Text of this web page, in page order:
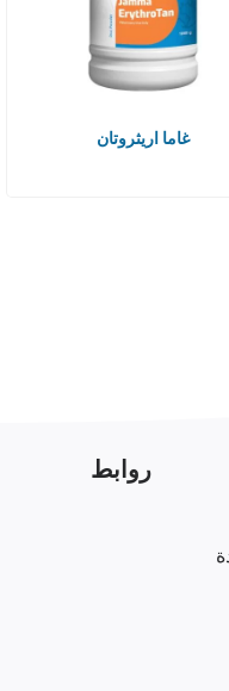
غاما اريثروتان
روابط